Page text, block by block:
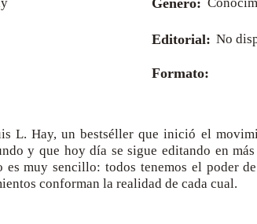
Género:
Editorial: No
Formato:
L. Hay, un bestséller que inició el
y que hoy día se sigue editando en
muy sencillo: todos tenemos el poder
conforman la realidad de cada cual.